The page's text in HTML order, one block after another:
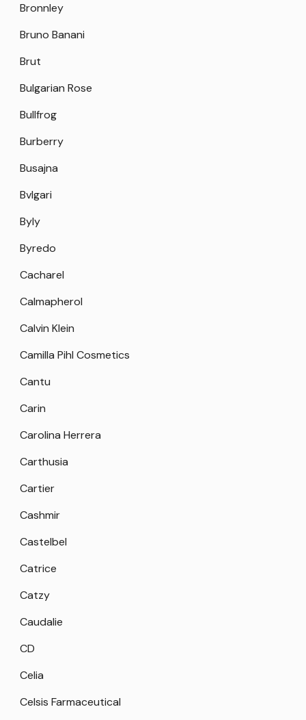
Bronnley
Bruno Banani
Brut
Bulgarian Rose
Bullfrog
Burberry
Busajna
Bvlgari
Byly
Byredo
Cacharel
Calmapherol
Calvin Klein
Camilla Pihl Cosmetics
Cantu
Carin
Carolina Herrera
Carthusia
Cartier
Cashmir
Castelbel
Catrice
Catzy
Caudalie
CD
Celia
Celsis Farmaceutical